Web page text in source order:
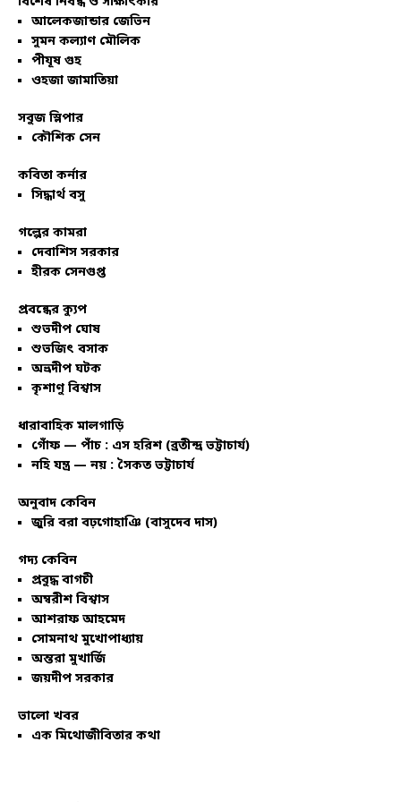
আলেকজান্ডার জেভিন
সুমন কল্যাণ মৌলিক
পীযূষ গুহ
ওহজা জামাতিয়া
সবুজ স্লিপার
কৌশিক সেন
কবিতা কর্নার
সিদ্ধার্থ বসু
গল্পের কামরা
দেবাশিস সরকার
হীরক সেনগুপ্ত
প্রবন্ধের ক্যুপ
শুভদীপ ঘোষ
শুভজিৎ বসাক
অভ্রদীপ ঘটক
কৃশাণু বিশ্বাস
ধারাবাহিক মালগাড়ি
গোঁফ — পাঁচ : এস হরিশ (ব্রতীন্দ্র ভট্টাচার্য)
নহি যন্ত্র — নয় : সৈকত ভট্টাচার্য
অনুবাদ কেবিন
জুরি বরা বঢ়গোহাঞি (বাসুদেব দাস)
গদ্য কেবিন
প্রবুদ্ধ বাগচী
অম্বরীশ বিশ্বাস
আশরাফ আহমেদ
সোমনাথ মুখোপাধ্যায়
অন্তরা মুখার্জি
জয়দীপ সরকার
ভালো খবর
এক মিথোজীবিতার কথা